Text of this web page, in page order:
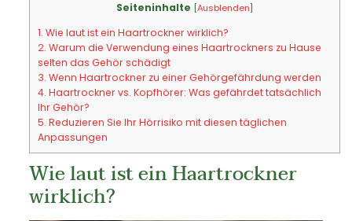
Seiteninhalte [Ausblenden]
1. Wie laut ist ein Haartrockner wirklich?
2. Warum die Verwendung eines Haartrockners zu Hause
selten das Gehör schädigt
3. Wenn Haartrockner zu einer Gehörgefährdung werden
4. Haartrockner vs. Kopfhörer: Was gefährdet tatsächlich
Ihr Gehör?
5. Reduzieren Sie Ihr Hörrisiko mit diesen täglichen
Anpassungen
Wie laut ist ein Haartrockner
wirklich?